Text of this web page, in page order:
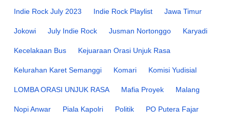
Indie Rock July 2023 Indie Rock Playlist Jawa Timur
Jokowi July Indie Rock Jusman Nortonggo Karyadi
Kecelakaan Bus Kejuaraan Orasi Unjuk Rasa
Kelurahan Karet Semanggi Komari Komisi Yudisial
LOMBA ORASI UNJUK RASA Mafia Proyek Malang
Nopi Anwar Piala Kapolri Politik PO Putera Fajar